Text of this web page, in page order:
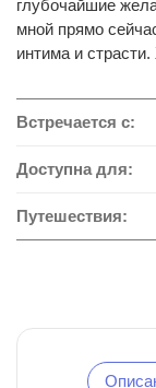
глубочайшие
мной прямо
интима и
Встречается с:
Доступна для:
Путешествия: